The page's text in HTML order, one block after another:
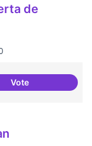
de
VoteEscletxa digital i